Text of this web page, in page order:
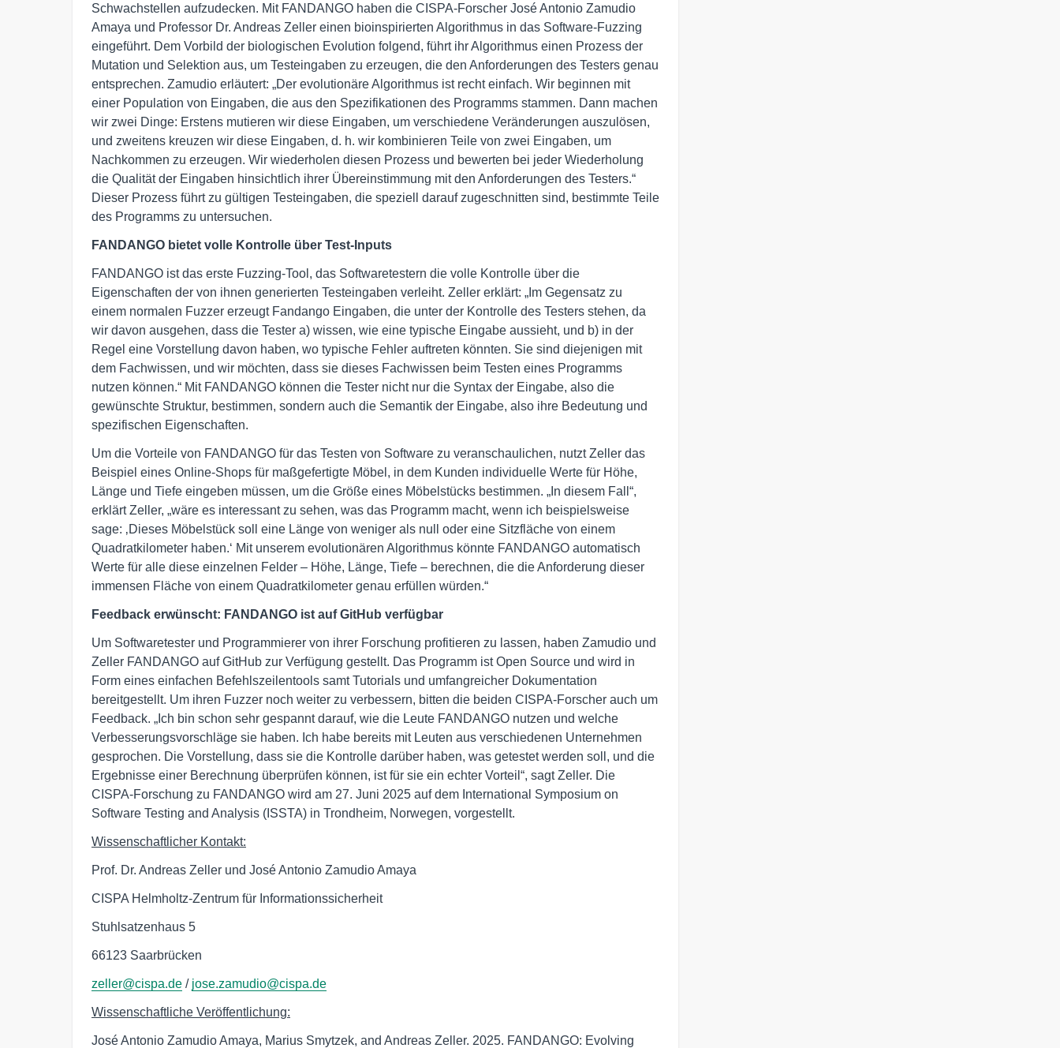
Schwachstellen aufzudecken. Mit FANDANGO haben die CISPA-Forscher José Antonio Zamudio
Amaya und Professor Dr. Andreas Zeller einen bioinspirierten Algorithmus in das Software-Fuzzing
eingeführt. Dem Vorbild der biologischen Evolution folgend, führt ihr Algorithmus einen Prozess der
Mutation und Selektion aus, um Testeingaben zu erzeugen, die den Anforderungen des Testers genau
entsprechen. Zamudio erläutert: „Der evolutionäre Algorithmus ist recht einfach. Wir beginnen mit
einer Population von Eingaben, die aus den Spezifikationen des Programms stammen. Dann machen
wir zwei Dinge: Erstens mutieren wir diese Eingaben, um verschiedene Veränderungen auszulösen,
und zweitens kreuzen wir diese Eingaben, d. h. wir kombinieren Teile von zwei Eingaben, um
Nachkommen zu erzeugen. Wir wiederholen diesen Prozess und bewerten bei jeder Wiederholung
die Qualität der Eingaben hinsichtlich ihrer Übereinstimmung mit den Anforderungen des Testers.“
Dieser Prozess führt zu gültigen Testeingaben, die speziell darauf zugeschnitten sind, bestimmte Teile
des Programms zu untersuchen.
FANDANGO bietet volle Kontrolle über Test-Inputs
FANDANGO ist das erste Fuzzing-Tool, das Softwaretestern die volle Kontrolle über die
Eigenschaften der von ihnen generierten Testeingaben verleiht. Zeller erklärt: „Im Gegensatz zu
einem normalen Fuzzer erzeugt Fandango Eingaben, die unter der Kontrolle des Testers stehen, da
wir davon ausgehen, dass die Tester a) wissen, wie eine typische Eingabe aussieht, und b) in der
Regel eine Vorstellung davon haben, wo typische Fehler auftreten könnten. Sie sind diejenigen mit
dem Fachwissen, und wir möchten, dass sie dieses Fachwissen beim Testen eines Programms
nutzen können.“ Mit FANDANGO können die Tester nicht nur die Syntax der Eingabe, also die
gewünschte Struktur, bestimmen, sondern auch die Semantik der Eingabe, also ihre Bedeutung und
spezifischen Eigenschaften.
Um die Vorteile von FANDANGO für das Testen von Software zu veranschaulichen, nutzt Zeller das
Beispiel eines Online-Shops für maßgefertigte Möbel, in dem Kunden individuelle Werte für Höhe,
Länge und Tiefe eingeben müssen, um die Größe eines Möbelstücks bestimmen. „In diesem Fall“,
erklärt Zeller, „wäre es interessant zu sehen, was das Programm macht, wenn ich beispielsweise
sage: ‚Dieses Möbelstück soll eine Länge von weniger als null oder eine Sitzfläche von einem
Quadratkilometer haben.‘ Mit unserem evolutionären Algorithmus könnte FANDANGO automatisch
Werte für alle diese einzelnen Felder – Höhe, Länge, Tiefe – berechnen, die die Anforderung dieser
immensen Fläche von einem Quadratkilometer genau erfüllen würden.“
Feedback erwünscht: FANDANGO ist auf GitHub verfügbar
Um Softwaretester und Programmierer von ihrer Forschung profitieren zu lassen, haben Zamudio und
Zeller FANDANGO auf GitHub zur Verfügung gestellt. Das Programm ist Open Source und wird in
Form eines einfachen Befehlszeilentools samt Tutorials und umfangreicher Dokumentation
bereitgestellt. Um ihren Fuzzer noch weiter zu verbessern, bitten die beiden CISPA-Forscher auch um
Feedback. „Ich bin schon sehr gespannt darauf, wie die Leute FANDANGO nutzen und welche
Verbesserungsvorschläge sie haben. Ich habe bereits mit Leuten aus verschiedenen Unternehmen
gesprochen. Die Vorstellung, dass sie die Kontrolle darüber haben, was getestet werden soll, und die
Ergebnisse einer Berechnung überprüfen können, ist für sie ein echter Vorteil“, sagt Zeller. Die
CISPA-Forschung zu FANDANGO wird am 27. Juni 2025 auf dem International Symposium on
Software Testing and Analysis (ISSTA) in Trondheim, Norwegen, vorgestellt.
Wissenschaftlicher Kontakt:
Prof. Dr. Andreas Zeller und José Antonio Zamudio Amaya
CISPA Helmholtz-Zentrum für Informationssicherheit
Stuhlsatzenhaus 5
66123 Saarbrücken
zeller@cispa.de / jose.zamudio@cispa.de
Wissenschaftliche Veröffentlichung:
José Antonio Zamudio Amaya, Marius Smytzek, and Andreas Zeller. 2025. FANDANGO: Evolving